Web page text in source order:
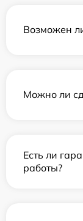
Возможен
Можно ли
Есть ли
работы?